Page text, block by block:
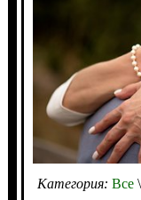
Категория: Все\